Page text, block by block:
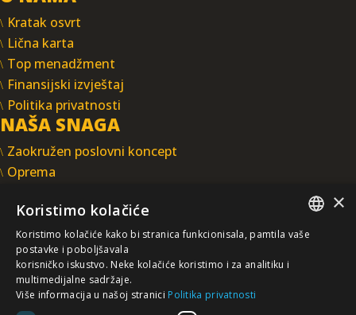
Kratak osvrt
Lična karta
Top menadžment
Finansijski izvještaj
Politika privatnosti
NAŠA SNAGA
Zaokružen poslovni koncept
Oprema
Ljudski resursi
Integrisani sistem upravljanja
INTEGRAL INŽENJERING A.D.
Omladinska 44, 78250 Laktaši
+387 (0)51 337 401
×
Koristimo kolačiće
Koristimo kolačiće kako bi stranica funkcionisala, pamtila vaše
postavke i poboljšavala
korisničko iskustvo. Neke kolačiće koristimo i za analitiku i
multimedijalne sadržaje.
Više informacija u našoj stranici Politika privatnosti